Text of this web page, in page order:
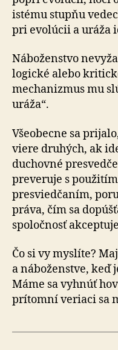
istému stupňu
pri evolúcii a uráža
Náboženstvo
logické alebo
mechanizmus mu
uráža“.
Všeobecne sa
viere druhých, ak
duchovné
preveruje s
presviedčaním,
práva, čím sa
spoločnosť
Čo si vy myslíte?
a náboženstve, keď
Máme sa vyhnúť
prítomní veriaci sa